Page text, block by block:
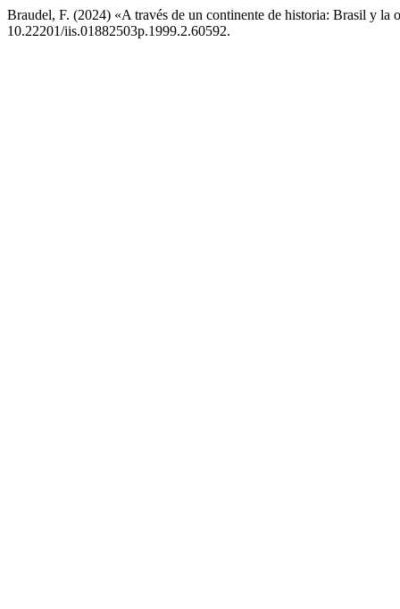
Braudel, F. (2024) «A través de un continente de historia: Brasil y la
10.22201/iis.01882503p.1999.2.60592.